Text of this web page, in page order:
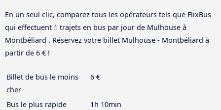
En un seul clic, comparez tous les opérateurs tels que FlixBus
qui effectuent 1 trajets en bus par jour de Mulhouse à
Montbéliard . Réservez votre billet Mulhouse - Montbéliard à
partir de 6 € !
Billet de bus le moins
cher
6 €
Bus le plus rapide
1h 10min